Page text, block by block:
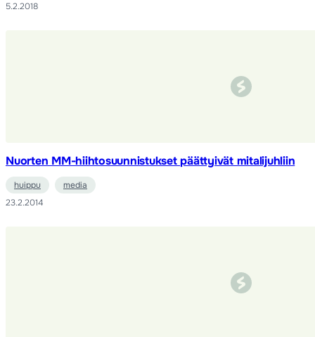
5.2.2018
Nuorten MM-hiihtosuunnistukset päättyivät mitalijuhliin
huippu
media
23.2.2014